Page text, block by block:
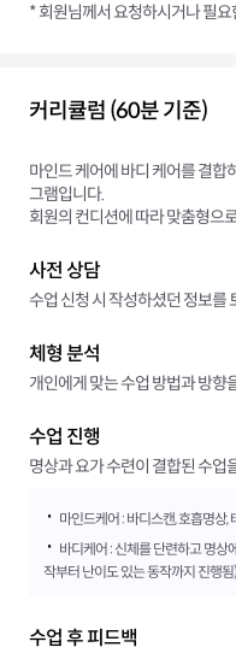
* 회원님께서 요청하시거나 필
커리큘럼 (60분 기준)
마인드 케어에 바디 케어를 결합
그램입니다.
회원의 컨디션에 따라 맞춤형으
사전 상담
수업 신청 시 작성하셨던 정보를
체형 분석
개인에게 맞는 수업 방법과 방향
수업 진행
명상과 요가 수련이 결합된 수업
· 마인드케어 : 바디스캔, 호흡명상,
· 바디케어 : 신체를 단련하고 명상
작부터 난이도 있는 동작까지 진행됨)
수업 후 피드백